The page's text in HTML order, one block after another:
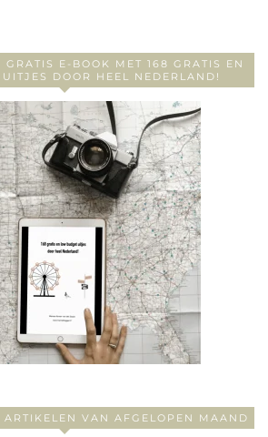
E-BOOK MET 168 GRATIS EN
DOOR HEEL NEDERLAND!
ARTIKELEN VAN AFGELOPEN MAAND